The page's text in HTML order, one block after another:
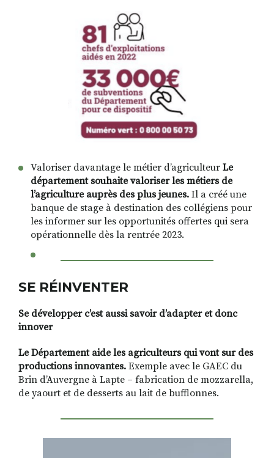
Valoriser davantage le métier d’agriculteur Le
département souhaite valoriser les métiers de
l’agriculture auprès des plus jeunes. Il a créé une
banque de stage à destination des collégiens pour
les informer sur les opportunités offertes qui sera
opérationnelle dès la rentrée 2023.
SE RÉINVENTER
Se développer c’est aussi savoir d’adapter et donc
innover
Le Département aide les agriculteurs qui vont sur des
productions innovantes. Exemple avec le GAEC du
Brin d’Auvergne à Lapte – fabrication de mozzarella,
de yaourt et de desserts au lait de bufflonnes.